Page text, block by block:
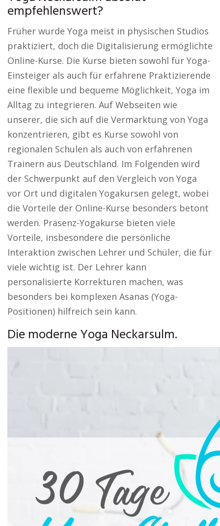
empfehlenswert?
Früher wurde Yoga meist in physischen Studios
praktiziert, doch die Digitalisierung ermöglichte
Online-Kurse. Die Kurse bieten sowohl für Yoga-
Einsteiger als auch für erfahrene Praktizierende
eine flexible und bequeme Möglichkeit, Yoga im
Alltag zu integrieren. Auf Webseiten wie
unserer, die sich auf die Vermarktung von Yoga
konzentrieren, gibt es Kurse sowohl von
regionalen Schulen als auch von erfahrenen
Trainern aus Deutschland. Im Folgenden wird
der Schwerpunkt auf den Vergleich von Yoga
vor Ort und digitalen Yogakursen gelegt, wobei
die Vorteile der Online-Kurse besonders betont
werden. Präsenz-Yogakurse bieten viele
Vorteile, insbesondere die persönliche
Interaktion zwischen Lehrer und Schüler, die für
viele wichtig ist. Der Lehrer kann
personalisierte Korrekturen machen, was
besonders bei komplexen Asanas (Yoga-
Positionen) hilfreich sein kann.
Die moderne Yoga Neckarsulm.